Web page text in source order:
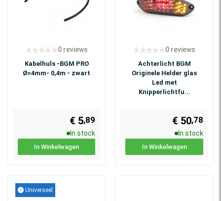
0 reviews
Kabelhuls -BGM PRO
Ø=4mm- 0,4m - zwart
€ 5,89
In stock
In Winkelwagen
0 reviews
Achterlicht BGM
Originele Helder glas
Led met
Knipperlichtfu...
€ 50,78
In stock
In Winkelwagen
Universeel